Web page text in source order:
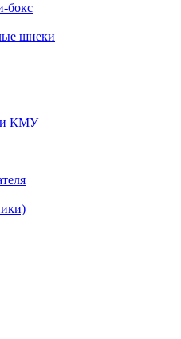
бокс
шнеки
и КМУ